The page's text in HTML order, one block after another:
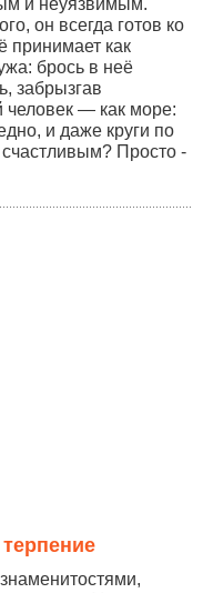
он всегда готов ко
принимает как
брось в неё
забрызгав
— как море:
и даже круги по
счастливым? Просто -